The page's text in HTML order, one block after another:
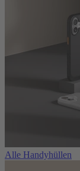
Alle Handyhüllen